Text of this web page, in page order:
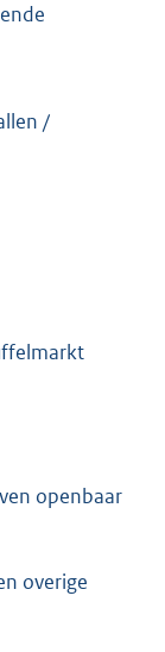
/
openbaar
overige